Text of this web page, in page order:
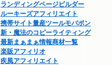
ランディングページビルダー
ルーキーズアフィリエイト
携帯サイト量産ツールモバポン
新・魔法のコピーライティング
最新まぁまぁ情報商材一覧
楽販アフィリオ
疾風アフィリエイト